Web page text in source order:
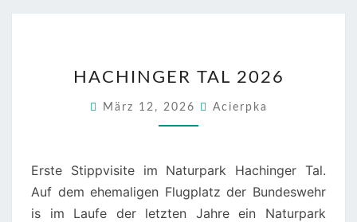
TAL
2026
HACHINGER TAL 2026
März 12, 2026 Acierpka
Erste Stippvisite im Naturpark Hachinger Tal.
Auf dem ehemaligen Flugplatz der Bundeswehr
is im Laufe der letzten Jahre ein Naturpark